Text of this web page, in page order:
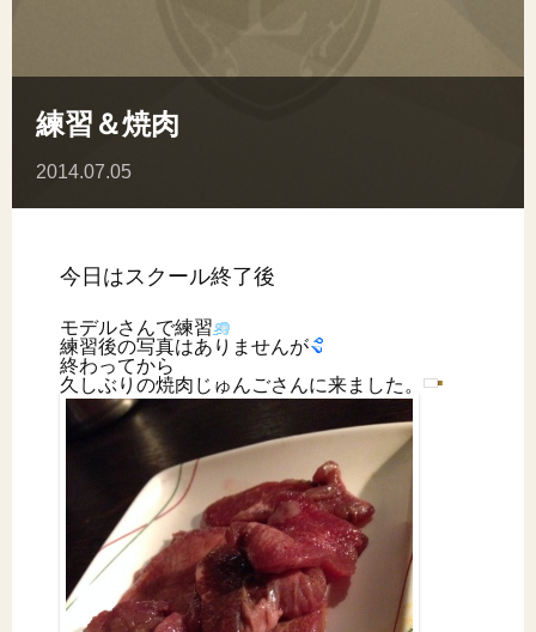
練習＆焼肉
2014.07.05
今日はスクール終了後
モデルさんで練習
練習後の写真はありませんが
終わってから
久しぶりの焼肉じゅんごさんに来ました。